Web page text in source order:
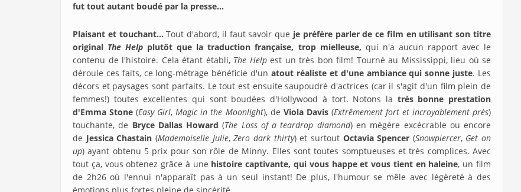
fut tout autant boudé par la presse...
Plaisant et touchant...Tout d'abord, il faut savoir que je préfère parler de ce film en utilisant son titre
original The Help plutôt que la traduction française, trop mielleuse, qui n'a aucun rapport avec le
contenu de l'histoire. Cela étant établi, The Helpest un très bon film! Tourné au Mississippi, lieu où se
déroule ces faits, ce long-métrage bénéficie d'unatout réaliste et d'une ambiance qui sonne juste. Les
décors et paysages sont parfaits. Le tout est ensuite saupoudré d'actrices (car il s'agit d'un film plein de
femmes!) toutes excellentes qui sont boudées d'Hollywood à tort. Notons la très bonne prestation
d'Emma Stone (Easy Girl,Magic in the Moonlight), de Viola Davis(Extrêmement fort et incroyablement près)
touchante, de Bryce Dallas Howard (The Loss of a teardrop diamond) en mégère excécrable ou encore
de Jessica Chastain (Mademoiselle Julie,Zero dark thirty) et surtout Octavia Spencer (Snowpiercer, Get on
up) ayant obtenu 5 prix pour son rôle de Minny. Elles sont toutes somptueuses et très complices. Avec
tout ça, vous obtenez grâce à une histoire captivante, qui vous happe et vous tient en haleine, un film
de 2h26 où l'ennui n'apparaît pas à un seul instant! De plus, l'humour se mêle avec légèreté à des